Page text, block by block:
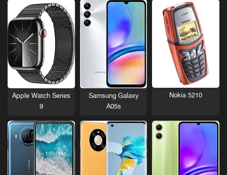
Nokia 5210
Samsung Galaxy
A05s
Apple Watch Series
9